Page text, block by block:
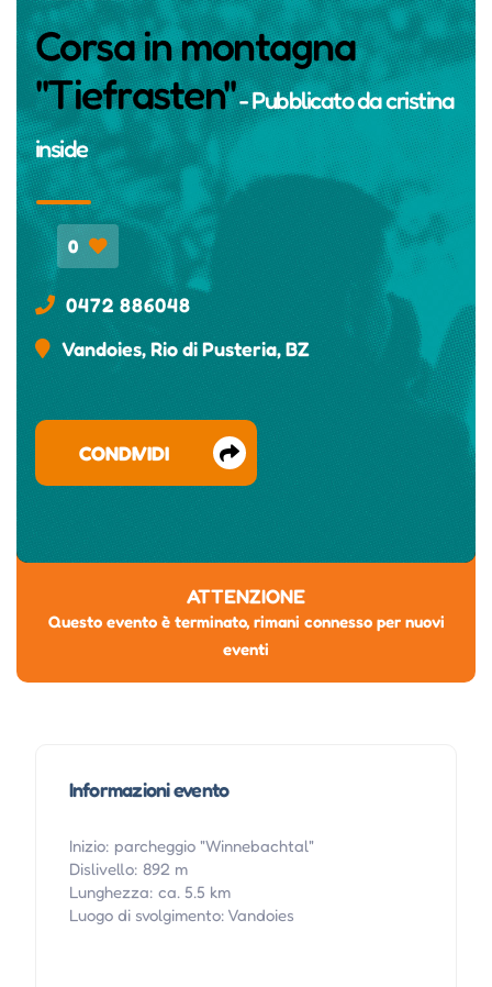
Corsa in montagna
"Tiefrasten"- Pubblicato dacristina
inside
0
0472 886048
Vandoies, Rio di Pusteria, BZ
CONDIVIDI
ATTENZIONE
Questo evento è terminato, rimani connesso per nuovi
eventi
Informazioni evento
Inizio: parcheggio "Winnebachtal"
Dislivello: 892 m
Lunghezza: ca. 5.5 km
Luogo di svolgimento: Vandoies